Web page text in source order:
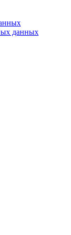
данных